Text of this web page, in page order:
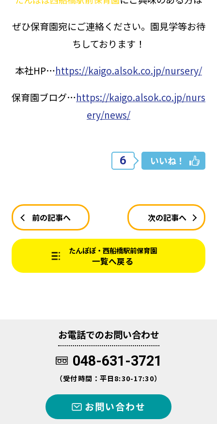
ぜひ保育園宛にご連絡ください。園見学等お待
ちしております！
本社HP…https://kaigo.alsok.co.jp/nursery/
保育園ブログ…https://kaigo.alsok.co.jp/nurs
ery/news/
6 いいね！
前の記事へ 次の記事へ
たんぽぽ・西船橋駅前保育園
一覧へ戻る
お電話でのお問い合わせ
048-631-3721
（受付時間：平日8:30-17:30）
お問い合わせ